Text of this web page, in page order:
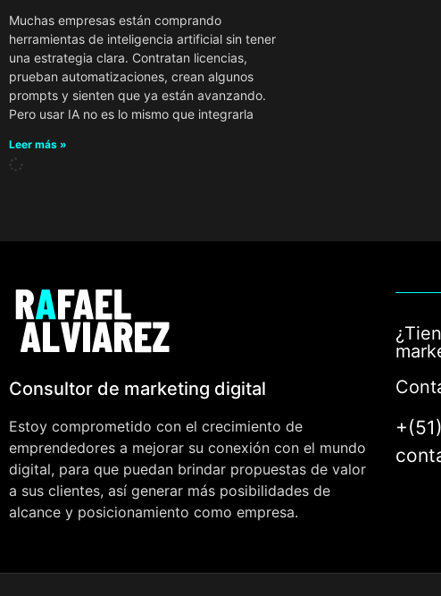
Muchas empresas están comprando
herramientas de inteligencia artificial sin tener
una estrategia clara. Contratan licencias,
prueban automatizaciones, crean algunos
prompts y sienten que ya están avanzando.
Pero usar IA no es lo mismo que integrarla
Leer más »
Consultor de marketing digital
Estoy comprometido con el crecimiento de
emprendedores a mejorar su conexión con el mundo
digital, para que puedan brindar propuestas de valor
a sus clientes, así generar más posibilidades de
alcance y posicionamiento como empresa.